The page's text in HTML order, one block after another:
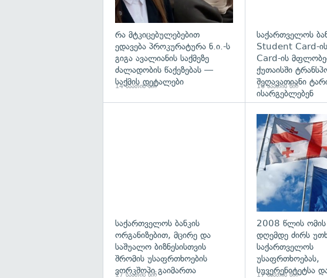
რა მტკიცებულებებით
ედავება პროკურატურა ნ.ი.-ს
გიგა ავალიანის საქმეზე
ძალადობის წაქეზებას —
საქმის დეტალები
14 საათის წინ
საქართველოს
Student Card-
Card-ის
ქუთაისში
შეღავათიანი
ისარგებლებენ
16 საათის წინ
საქართველოს ბანკის
ორგანიზებით, მცირე და
საშუალო ბიზნესისთვის
შრომის უსაფრთხოების
ვორკშოპი გაიმართა
17 საათის წინ
2008 წლის ომის
დღემდე ძირს
საქართველოს
უსაფრთხოებას,
სუვერენიტეტსა
17 საათის წინ